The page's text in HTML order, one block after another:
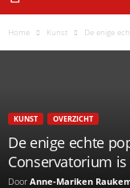
Home Kunst De enige
KUNST OVERZICHT
De enige echte
Conservatorium
Door Anne-Mariken